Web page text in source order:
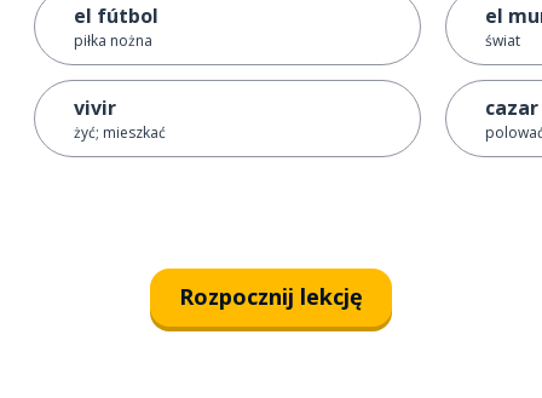
el fútbol
piłka nożna
vivir
żyć; mieszkać
el
świat
cazar
Rozpocznij lekcję